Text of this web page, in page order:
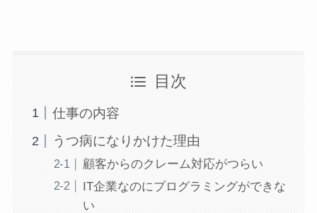
目次
仕事の内容
うつ病になりかけた理由
顧客からのクレーム対応がつらい
IT企業なのにプログラミングができな
い